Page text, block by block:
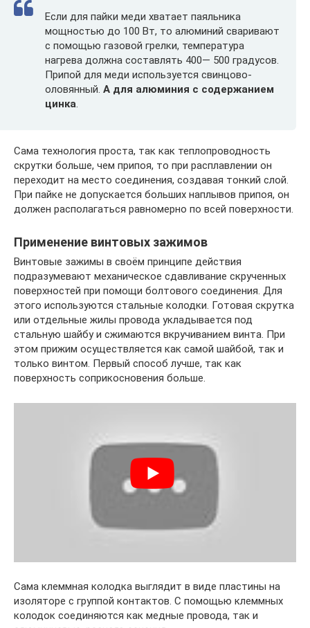
Если для пайки меди хватает паяльника
мощностью до 100 Вт, то алюминий сваривают
с помощью газовой грелки, температура
нагрева должна составлять 400— 500 градусов.
Припой для меди используется свинцово-
оловянный. А для алюминия с содержанием
цинка.
Сама технология проста, так как теплопроводность
скрутки больше, чем припоя, то при расплавлении он
переходит на место соединения, создавая тонкий слой.
При пайке не допускается больших наплывов припоя, он
должен располагаться равномерно по всей поверхности.
Применение винтовых зажимов
Винтовые зажимы в своём принципе действия
подразумевают механическое сдавливание скрученных
поверхностей при помощи болтового соединения. Для
этого используются стальные колодки. Готовая скрутка
или отдельные жилы провода укладывается под
стальную шайбу и сжимаются вкручиванием винта. При
этом прижим осуществляется как самой шайбой, так и
только винтом. Первый способ лучше, так как
поверхность соприкосновения больше.
Сама клеммная колодка выглядит в виде пластины на
изоляторе с группой контактов. С помощью клеммных
колодок соединяются как медные провода, так и